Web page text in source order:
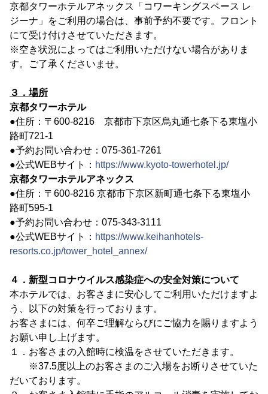
京都タワーホテルアネックス「コワーキングスペース レ
ジーナ」をご利用の場合は、事前予約不要です。フロント
にて受け付けさせていただきます。
※空き状況によってはご利用いただけない場合がありま
す。ご了承くださいませ。
３．場所
京都タワーホテル
●住所：〒600-8216 京都市下京区烏丸通七条下る東塩小
路町721-1
●予約お問い合わせ：075-361-7261
●公式WEBサイト： https://www.kyoto-towerhotel.jp/
京都タワーホテルアネックス
●住所：〒600-8216 京都市下京区新町通七条下る東塩小
路町595-1
●予約お問い合わせ：075-343-3111
●公式WEBサイト： https://www.keihanhotels-
resorts.co.jp/tower_hotel_annex/
４．新型コロナウイルス感染症への安全対策について
本ホテルでは、お客さまに安心してご利用いただけますよ
う、以下の対策を行っております。
お客さまには、何卒ご理解ならびにご協力を賜りますよう
お願い申し上げます。
１．お客さまの入館時に検温をさせていただきます。
※37.5度以上のお客さまのご入場をお断りさせていた
だいております。